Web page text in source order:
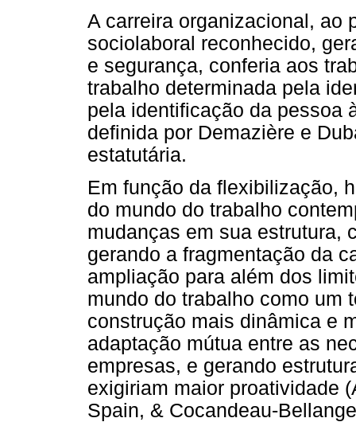
A carreira organizacional, ao
sociolaboral reconhecido,
e segurança, conferia aos
trabalho determinada pela
pela identificação da pessoa
definida por Demazière e
estatutária.
Em função da flexibilização,
do mundo do trabalho
mudanças em sua estrutura,
gerando a fragmentação da
ampliação para além dos
mundo do trabalho como um
construção mais dinâmica e
adaptação mútua entre as
empresas, e gerando
exigiriam maior proatividade
Spain, & Cocandeau-